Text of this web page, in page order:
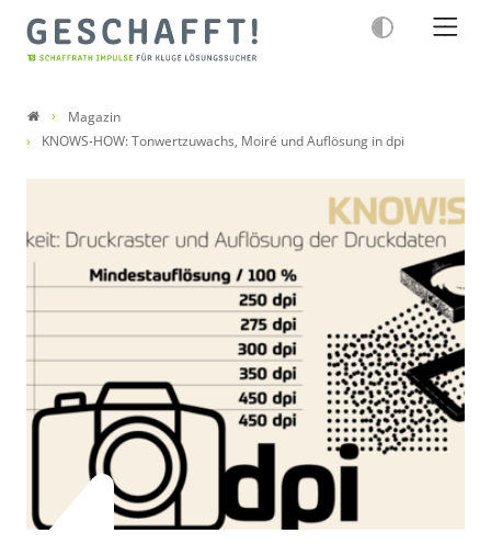
Magazin
KNOWS-HOW: Tonwertzuwachs, Moiré und Auflösung in dpi